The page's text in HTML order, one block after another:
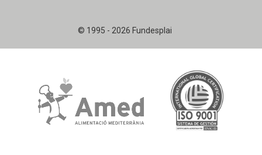
© 1995 - 2026 Fundesplai